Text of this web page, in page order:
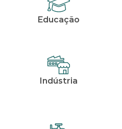
Educação
Indústria